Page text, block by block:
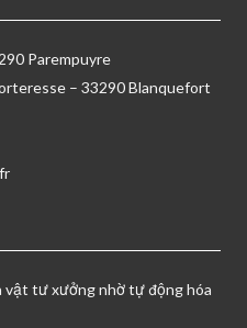
Parempuyre
– 33290 Blanquefort
vật tư xưởng nhờ tự động hóa